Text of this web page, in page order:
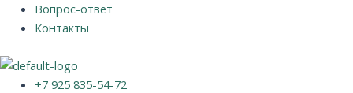
Вопрос-ответ
Контакты
+7 925 835-54-72